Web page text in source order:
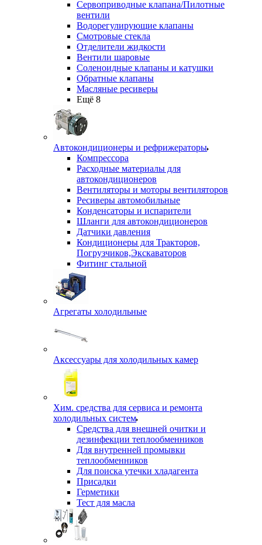
Сервоприводные клапана/Пилотные
вентили
Водорегулирующие клапаны
Смотровые стекла
Отделители жидкости
Вентили шаровые
Соленоидные клапаны и катушки
Обратные клапаны
Масляные ресиверы
Ещё 8
Автокондиционеры и рефрижераторы
Компрессора
Расходные материалы для
автокондиционеров
Вентиляторы и моторы вентиляторов
Ресиверы автомобильные
Конденсаторы и испарители
Шланги для автокондиционеров
Датчики давления
Кондиционеры для Тракторов,
Погрузчиков,Экскаваторов
Фитинг стальной
Агрегаты холодильные
Аксессуары для холодильных камер
Хим. средства для сервиса и ремонта
холодильных систем
Средства для внешней очитки и
дезинфекции теплообменников
Для внутренней промывки
теплообменников
Для поиска утечки хладагента
Присадки
Герметики
Тест для масла